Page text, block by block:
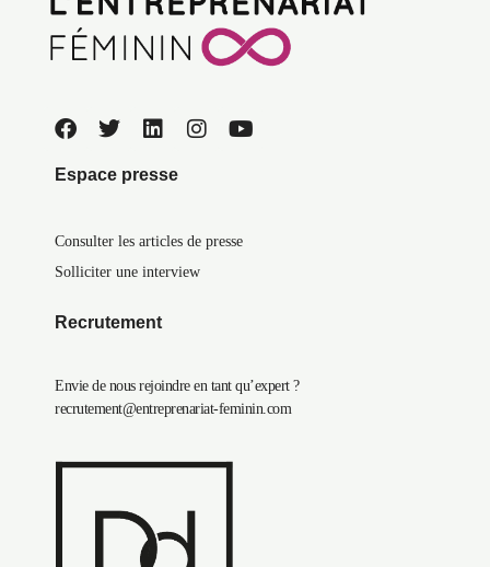
Espace presse
Consulter les articles de presse
Solliciter une interview
Recrutement
Envie de nous rejoindre en tant qu’expert ?
recrutement@entreprenariat-feminin.com